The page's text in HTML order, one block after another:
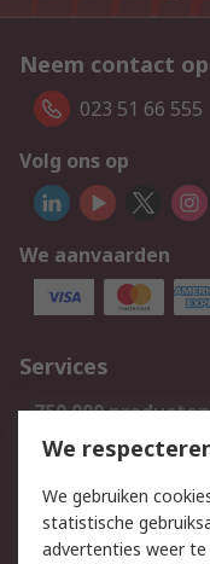
Neem contact op
023 51 66 555
Volg ons op
We aanvaarden
Services
750.000 producten
Bestellen
Track & Trace
We
We gebruiken
statistische
advertenties weer te